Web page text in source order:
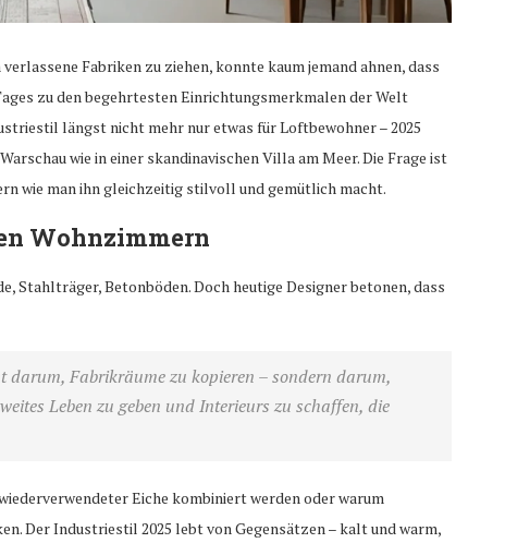
Fabriken zu ziehen, konnte kaum jemand ahnen, dass
zu den begehrtesten Einrichtungsmerkmalen der Welt
längst nicht mehr nur etwas für Loftbewohner – 2025
wie in einer skandinavischen Villa am Meer. Die Frage ist
wie man ihn gleichzeitig stilvoll und gemütlich macht.
Wohnzimmern
Stahlträger, Betonböden. Doch heutige Designer betonen, dass
darum, Fabrikräume zu kopieren – sondern darum,
Leben zu geben und Interieurs zu schaffen, die
Eiche kombiniert werden oder warum
Der Industriestil 2025 lebt von Gegensätzen – kalt und warm,